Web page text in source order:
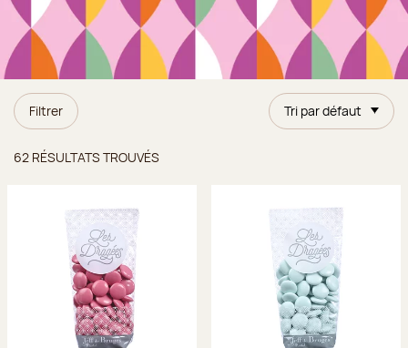
Filtrer Tri par défaut
62 RÉSULTATS TROUVÉS